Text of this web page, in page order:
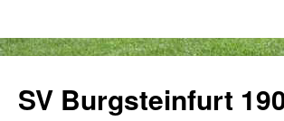
springen
SV Burgsteinfurt